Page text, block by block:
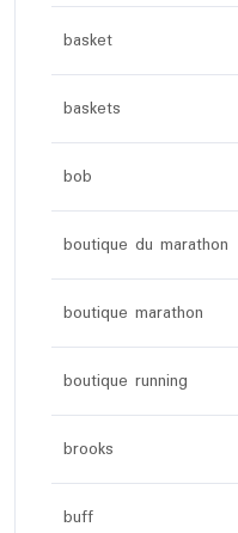
basket
baskets
bob
boutique du marathon
boutique marathon
boutique running
brooks
buff